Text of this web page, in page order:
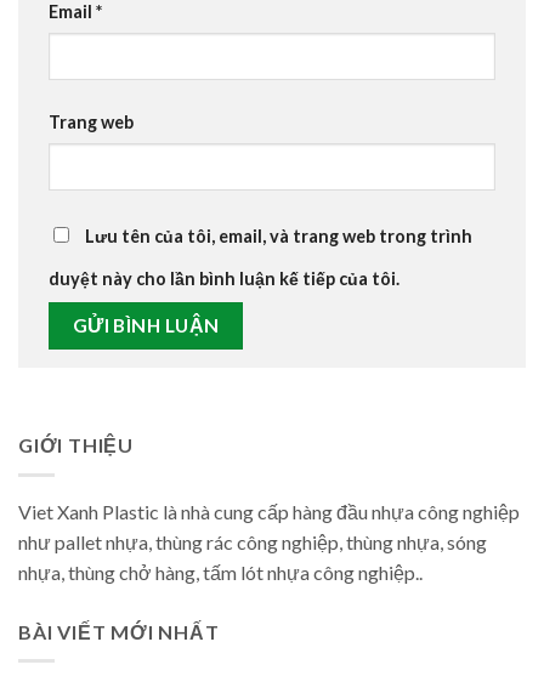
Email *
Trang web
Lưu tên của tôi, email, và trang web trong trình
duyệt này cho lần bình luận kế tiếp của tôi.
GIỚI THIỆU
Viet Xanh Plastic là nhà cung cấp hàng đầu nhựa công nghiệp
như pallet nhựa, thùng rác công nghiệp, thùng nhựa, sóng
nhựa, thùng chở hàng, tấm lót nhựa công nghiệp..
BÀI VIẾT MỚI NHẤT